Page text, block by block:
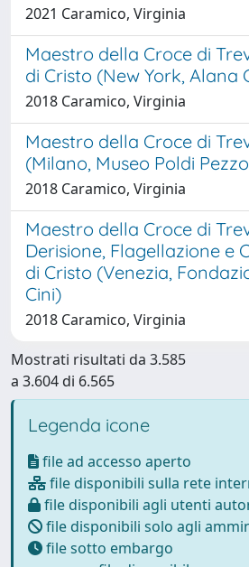
2021 Caramico, Virginia
Maestro della Croce di
di Cristo (New York, Alana
2018 Caramico, Virginia
Maestro della Croce di
(Milano, Museo Poldi
2018 Caramico, Virginia
Maestro della Croce di
Derisione, Flagellazione e
di Cristo (Venezia,
Cini)
2018 Caramico, Virginia
Mostrati risultati da 3.585
a 3.604 di 6.565
Legenda icone
file ad accesso aperto
file disponibili sulla rete
file disponibili agli utenti
file disponibili solo agli
file sotto embargo